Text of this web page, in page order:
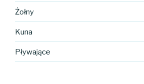
Żołny
Kuna
Pływające